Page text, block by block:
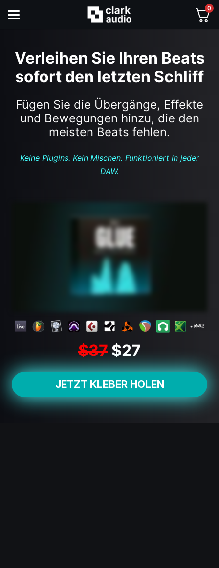
0
Verleihen Sie Ihren Beats
sofort den letzten Schliff
Fügen Sie die Übergänge, Effekte
und Bewegungen hinzu, die den
meisten Beats fehlen.
Keine Plugins. Kein Mischen. Funktioniert in jeder
DAW.
$37 $27
JETZT KLEBER HOLEN